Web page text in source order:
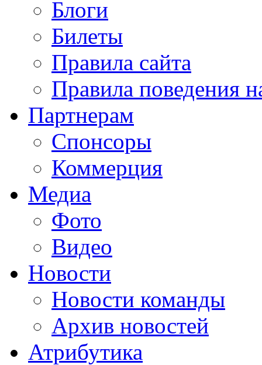
Блоги
Билеты
Правила сайта
Правила поведения
Партнерам
Спонсоры
Коммерция
Медиа
Фото
Видео
Новости
Новости команды
Архив новостей
Атрибутика